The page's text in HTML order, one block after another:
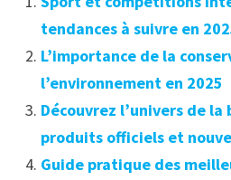
tendances à suivre en
L’importance de la
l’environnement en 2025
Découvrez l’univers de
produits officiels et
Guide pratique des